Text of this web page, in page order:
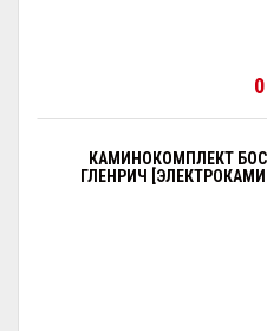
0
КАМИНОКОМПЛЕКТ
ГЛЕНРИЧ [ЭЛЕКТРОКАМИН